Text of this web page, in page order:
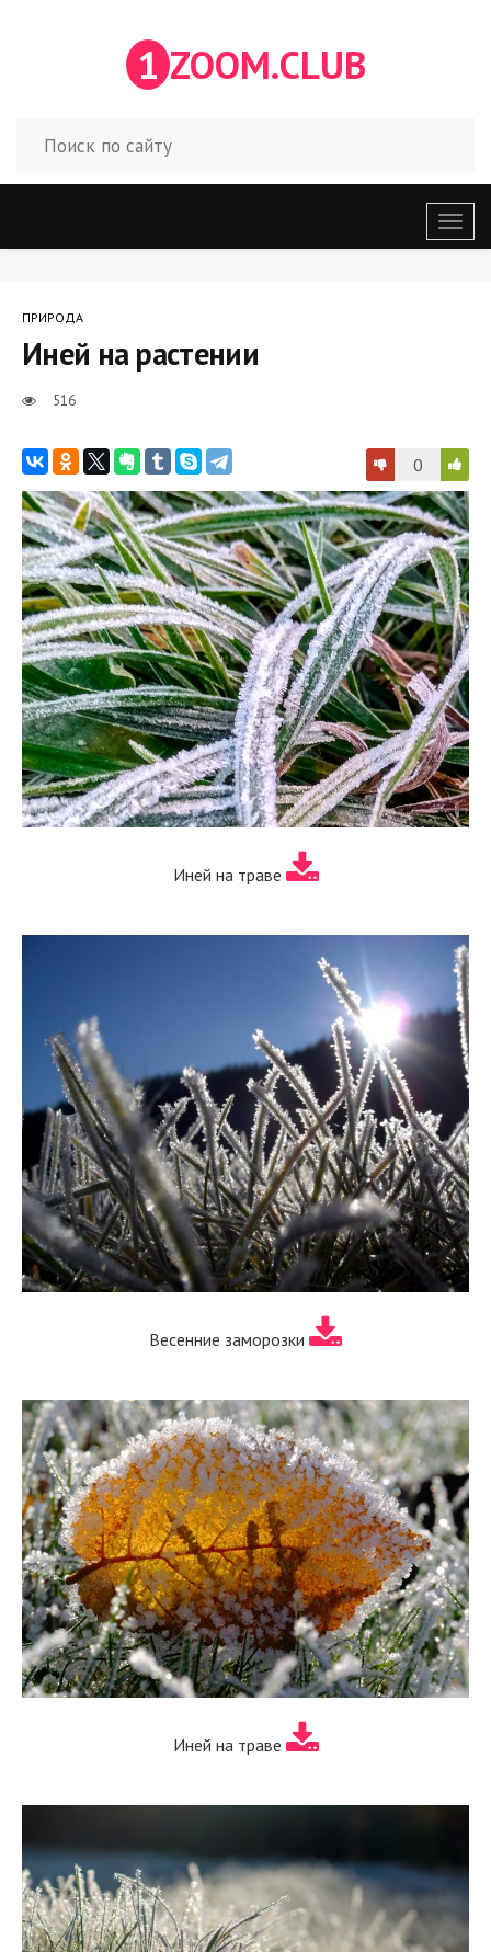
1 ZOOM.CLUB
меню
ПРИРОДА
Иней на растении
516
0
Иней на траве
Весенние заморозки
Иней на траве